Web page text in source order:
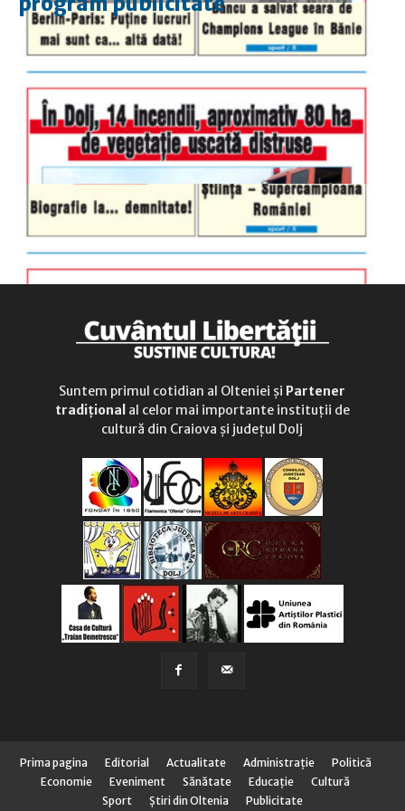
luni-vineri
9.00 - 17.00
duminică
9.00 - 12.00
Suntem primul cotidian al Olteniei și Partener
tradițional al celor mai importante instituții de
cultură din Craiova și județul Dolj
Prima pagina Editorial Actualitate Administraţie
Politică
Economie
Eveniment Sănătate Educaţie
Cultură
Sport
Știri din Oltenia Publicitate